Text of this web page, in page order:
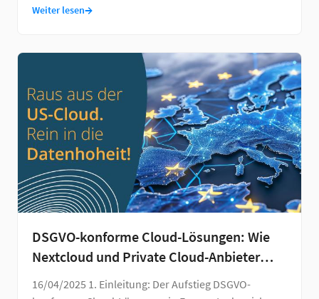
Weiter lesen→
DSGVO-konforme Cloud-Lösungen: Wie
Nextcloud und Private Cloud-Anbieter
vom Trump-Effekt profitieren
16/04/2025 1. Einleitung: Der Aufstieg DSGVO-